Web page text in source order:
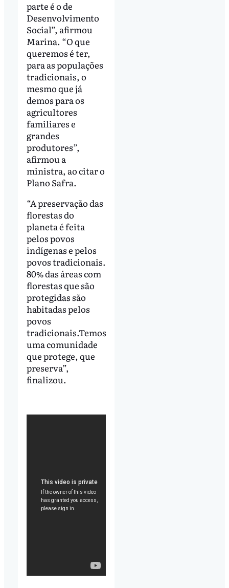
parte é o de
Desenvolvimento
Social”, afirmou
Marina. “O que
queremos é ter,
para as populações
tradicionais, o
mesmo que já
demos para os
agricultores
familiares e
grandes
produtores”,
afirmou a
ministra, ao citar o
Plano Safra.
“A preservação das
florestas do
planeta é feita
pelos povos
indígenas e pelos
povos tradicionais.
80% das áreas com
florestas que são
protegidas são
habitadas pelos
povos
tradicionais.Temos
uma comunidade
que protege, que
preserva”,
finalizou.